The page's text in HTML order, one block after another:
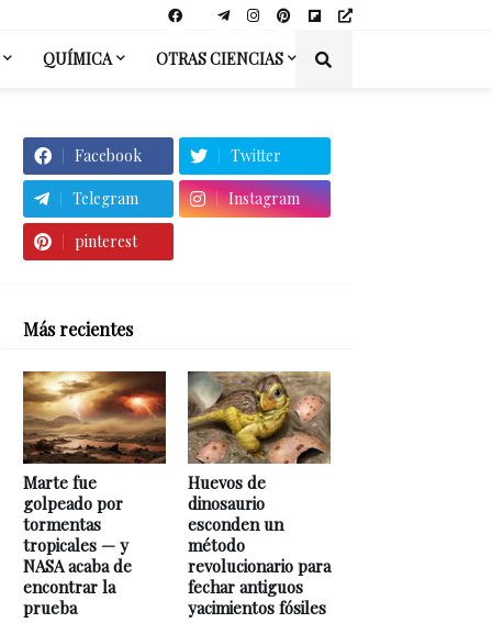
QUÍMICA OTRAS CIENCIAS
Facebook Twitter
Telegram Instagram
pinterest
Más recientes
Marte fue
golpeado por
tormentas
tropicales — y
NASA acaba de
encontrar la
prueba
Huevos de
dinosaurio
esconden un
método
revolucionario para
fechar antiguos
yacimientos fósiles